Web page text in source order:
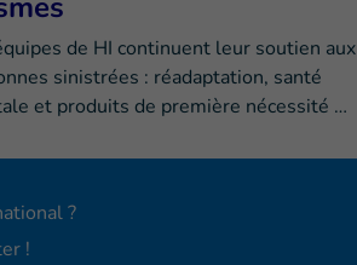
de HI continuent leur soutien aux
sinistrées : réadaptation, santé
et produits de première nécessité …
?
!